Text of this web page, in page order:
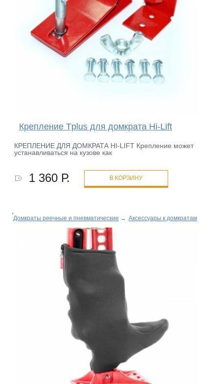
Крепление Tplus для домкрата Hi-Lift
КРЕПЛЕНИЕ ДЛЯ ДОМКРАТА HI-LIFT Крепление может
устанавливаться на кузове как
1 360 Р. В КОРЗИНУ
Домкраты реечные и пневматические → Аксессуары к домкратам